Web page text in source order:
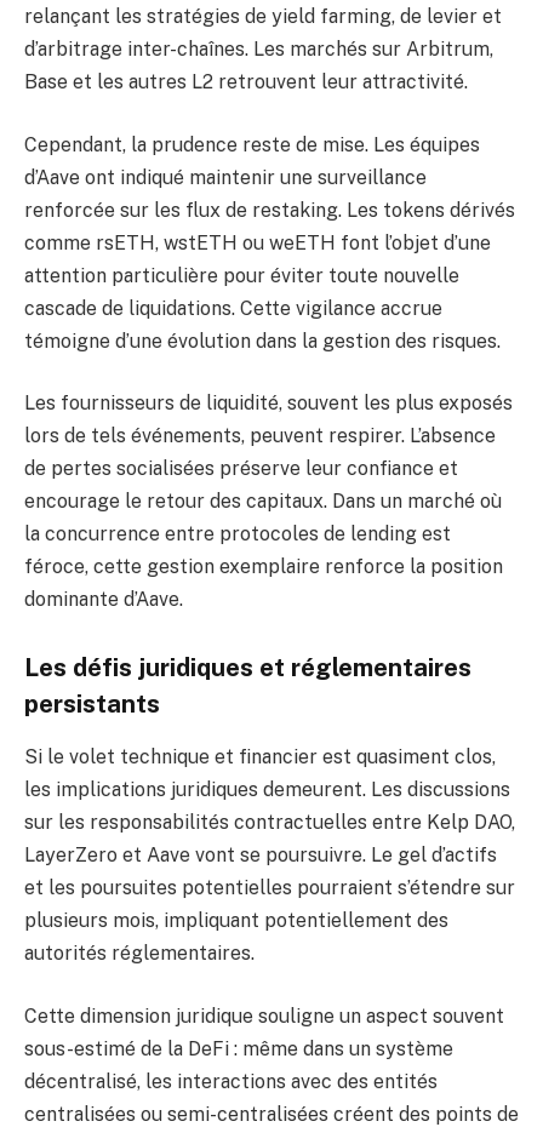
relançant les stratégies de yield farming, de levier et
d’arbitrage inter-chaînes. Les marchés sur Arbitrum,
Base et les autres L2 retrouvent leur attractivité.
Cependant, la prudence reste de mise. Les équipes
d’Aave ont indiqué maintenir une surveillance
renforcée sur les flux de restaking. Les tokens dérivés
comme rsETH, wstETH ou weETH font l’objet d’une
attention particulière pour éviter toute nouvelle
cascade de liquidations. Cette vigilance accrue
témoigne d’une évolution dans la gestion des risques.
Les fournisseurs de liquidité, souvent les plus exposés
lors de tels événements, peuvent respirer. L’absence
de pertes socialisées préserve leur confiance et
encourage le retour des capitaux. Dans un marché où
la concurrence entre protocoles de lending est
féroce, cette gestion exemplaire renforce la position
dominante d’Aave.
Les défis juridiques et réglementaires
persistants
Si le volet technique et financier est quasiment clos,
les implications juridiques demeurent. Les discussions
sur les responsabilités contractuelles entre Kelp DAO,
LayerZero et Aave vont se poursuivre. Le gel d’actifs
et les poursuites potentielles pourraient s’étendre sur
plusieurs mois, impliquant potentiellement des
autorités réglementaires.
Cette dimension juridique souligne un aspect souvent
sous-estimé de la DeFi : même dans un système
décentralisé, les interactions avec des entités
centralisées ou semi-centralisées créent des points de